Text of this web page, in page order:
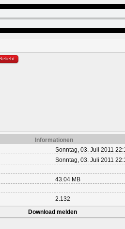
Informationen
Sonntag, 03. Juli 2011
Sonntag, 03. Juli 2011
43.04 MB
2.132
Download melden